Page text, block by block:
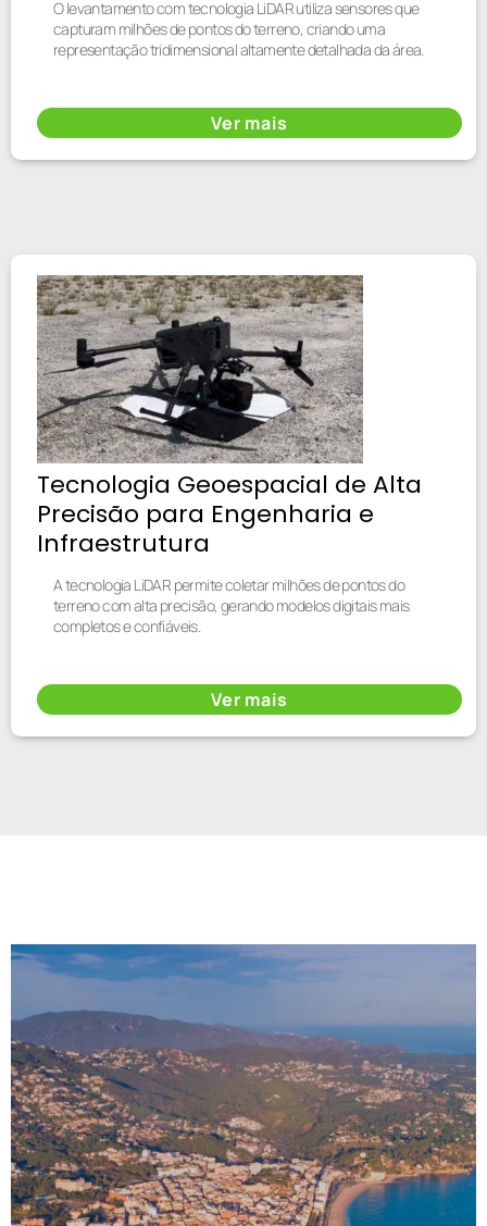
O levantamento com tecnologia LiDAR utiliza sensores que
capturam milhões de pontos do terreno, criando uma
representação tridimensional altamente detalhada da área.
Ver mais
Tecnologia Geoespacial de Alta
Precisão para Engenharia e
Infraestrutura
A tecnologia LiDAR permite coletar milhões de pontos do
terreno com alta precisão, gerando modelos digitais mais
completos e confiáveis.
Ver mais